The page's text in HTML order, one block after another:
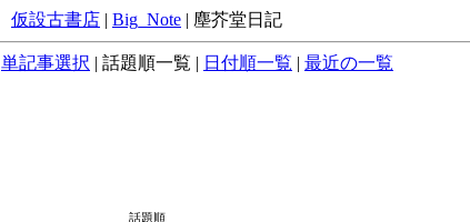
仮設古書店 | Big_Note | 塵芥堂日記
単記事選択 | 話題順一覧 | 日付順一覧 | 最近の一覧
話題順